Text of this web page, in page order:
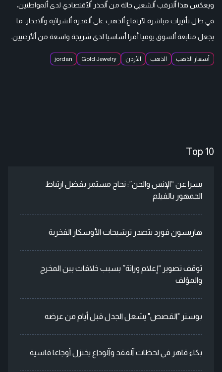
ويعكس هذا ٱلترقب ٱلشعبي حالة من ٱلحذر ٱلٱقتصادي لدى ٱلمواطنين،
في ظل تأثيرات مباشرة لٱرتفاع ٱلذهب على ٱلقدرة ٱلشرائية وٱلادخار، ما
يجعل متابعة ٱلسوق يوميا أمرا أساسيا لدى شريجة واسعة من ٱلأردنيين.
أسعار الذهب الذهب الأردن Gold Jewelry
jordan
Top 10
يسرا عن “الإنس والجن”: نجاح مستمر بفضل ارتباط
الجمهور بالفيلم
هاريسون فورد يتصدر ترشيحات الأوسكار الفخرية
توقف تصوير “إعلام وراثة” بسبب خلافات بين المخرج
والمؤلف
بوستر "القصص" يشعل الجدل قبل أيام من عرضه
بكاء قاهر في لحظات ٱلفقد وٱلوداع يختزل أوجاعا قاسية